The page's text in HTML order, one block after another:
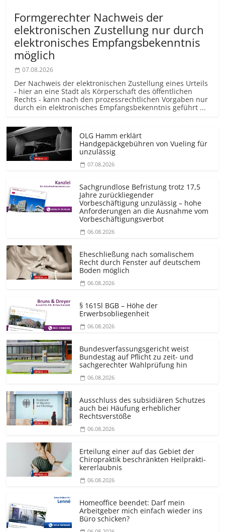
Formgerechter Nachweis der
elektronischen Zustellung nur durch
elektronisches Empfangsbekenntnis
möglich
07.08.2026
Der Nachweis der elektronischen Zustellung eines Urteils
- hier an eine Stadt als Körperschaft des öffentlichen
Rechts - kann nach den prozessrechtlichen Vorgaben nur
durch ein elektronisches Empfangsbekenntnis geführt ...
OLG Hamm erklärt
Handgepäckgebühren von Vueling für
unzulässig
07.08.2026
Sachgrundlose Befristung trotz 17,5
Jahre zurückliegender
Vorbeschäftigung unzulässig – hohe
Anforderungen an die Ausnahme vom
Vorbeschäf­tigungsverbot
06.08.2026
Eheschließung nach somalischem
Recht durch Fenster auf deutschem
Boden möglich
06.08.2026
§ 1615l BGB – Höhe der
Erwerbsobliegenheit
06.08.2026
Bundesver­fassungsgericht weist
Bundestag auf Pflicht zu zeit- und
sachgerechter Wahlprüfung hin
06.08.2026
Ausschluss des subsidiären Schutzes
auch bei Häufung erheblicher
Rechtsverstöße
06.08.2026
Erteilung einer auf das Gebiet der
Chiropraktik beschränkten Heilprakti­
kererlaubnis
06.08.2026
Homeoffice beendet: Darf mein
Arbeitgeber mich einfach wieder ins
Büro schicken?